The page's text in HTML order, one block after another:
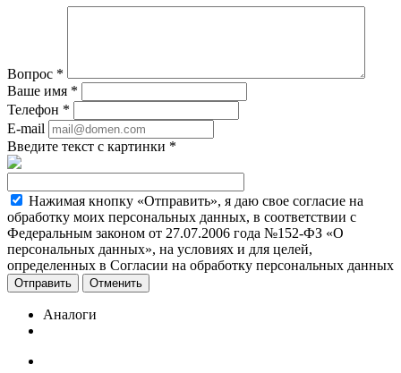
Вопрос *
Ваше имя *
Телефон *
E-mail
Введите текст с картинки *
Нажимая кнопку «Отправить», я даю свое согласие на
обработку моих персональных данных, в соответствии с
Федеральным законом от 27.07.2006 года №152-ФЗ «О
персональных данных», на условиях и для целей,
определенных в Согласии на обработку персональных данных
Отменить
Аналоги